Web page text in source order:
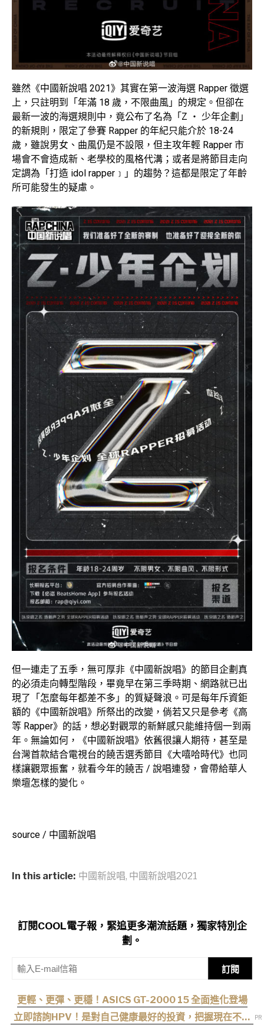
雖然《中國新說唱 2021》其實在第一波海選 Rapper 徵選
上，只註明到「年滿 18 歲，不限曲風」的規定。但卻在
最新一波的海選規則中，竟公布了名為「Z ‧ 少年企劃」
的新規則，限定了參賽 Rapper 的年紀只能介於 18-24
歲，雖說男女、曲風仍是不設限，但主攻年輕 Rapper 市
場會不會造成新、老學校的風格代溝；或者是將節目走向
定調為「打造 idol rapper﹞」的趨勢？這都是限定了年齡
所可能發生的疑慮。
但一連走了五季，無可厚非《中國新說唱》的節目企劃真
的必須走向轉型階段，畢竟早在第三季時期、網路就已出
現了「怎麼每年都差不多」的質疑聲浪。可是每年斥資鉅
額的《中國新說唱》所祭出的改變，倘若又只是參考《高
等 Rapper》的話，想必對觀眾的新鮮感只能維持個一到兩
年。無論如何，《中國新說唱》依舊很讓人期待，甚至是
台灣首款結合電視台的饒舌選秀節目《大嘻哈時代》也同
樣讓觀眾振奮，就看今年的饒舌 / 說唱連發，會帶給華人
樂壇怎樣的變化。
source / 中國新說唱
In this article: 中國新說唱, 中國新說唱2021
訂閱COOL電子報，緊追更多潮流話題，獨家特別企
劃。
訂閱
更輕、更彈、更穩！ASICS GT-2000 15 全面進化登場
立即諮詢HPV！是對自己健康最好的投資，把握現在不嫌